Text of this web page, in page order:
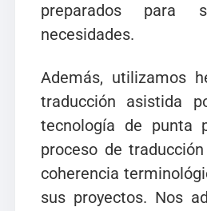
preparados para
necesidades.
Además, utilizamos
traducción asistida
tecnología de punta
proceso de
coherencia
sus proyectos. Nos